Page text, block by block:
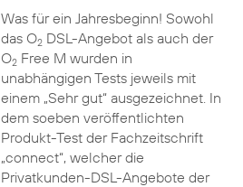
Was für ein Jahresbeginn! Sowohl
das O2DSL-Angebot als auch der
O2Free M wurden in
unabhängigen Tests jeweils mit
einem „Sehr gut“ ausgezeichnet. In
dem soeben veröffentlichten
Produkt-Test der Fachzeitschrift
„connect“, welcher die
Privatkunden-DSL-Angebote der